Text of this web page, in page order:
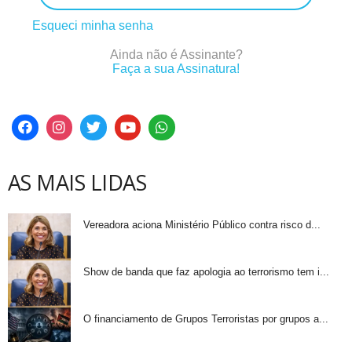
Esqueci minha senha
Ainda não é Assinante?
Faça a sua Assinatura!
AS MAIS LIDAS
Vereadora aciona Ministério Público contra risco d...
Show de banda que faz apologia ao terrorismo tem i...
O financiamento de Grupos Terroristas por grupos a...